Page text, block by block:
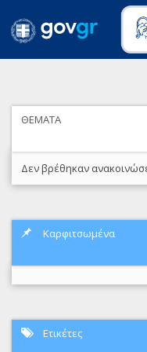
ΘΕΜΑΤΑ
Δεν βρέθηκαν
Καρφιτσωμένα
Ετικέτες